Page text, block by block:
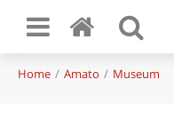
Home Amato Museum